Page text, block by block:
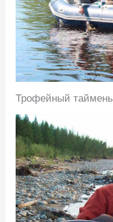
Трофейный таймень